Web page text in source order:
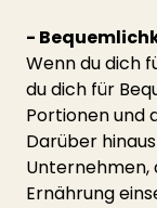
-
Wenn du dich
du dich für
Portionen und
Darüber
Unternehmen,
Ernährung